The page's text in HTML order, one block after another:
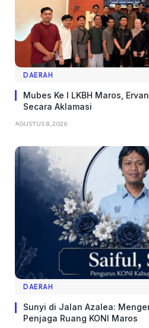
DAERAH
Mubes Ke I LKBH Maros,
Secara Aklamasi
AGUSTUS 8, 2026
DAERAH
Sunyi di Jalan Azalea:
Penjaga Ruang KONI Maros